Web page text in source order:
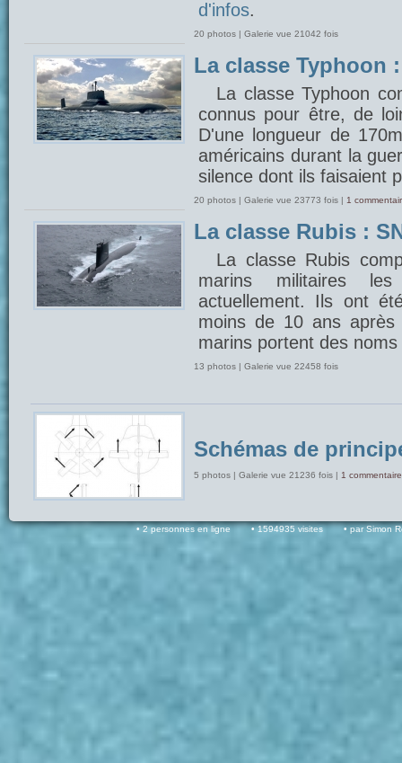
d'infos.
20 photos | Galerie vue 21042 fois
La classe Typhoon
La classe Typhoon
connus pour être, de
D'une longueur de
américains durant la
silence dont ils faisaient
20 photos | Galerie vue 23773 fois | 1
La classe Rubis :
La classe Rubis
marins militaires
actuellement. Ils ont
moins de 10 ans
marins portent des
13 photos | Galerie vue 22458 fois
Schémas de
5 photos | Galerie vue 21236 fois | 1
2 personnes en ligne 1594935 visites par Simon